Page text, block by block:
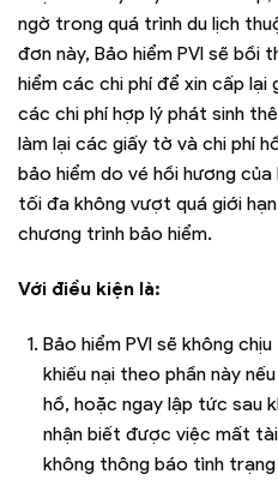
ngờ trong quá trình du lịch
đơn này, Bảo hiểm PVI sẽ bồi
hiểm các chi phí để xin cấp lại
các chi phí hợp lý phát sinh
làm lại các giấy tờ và chi phí
bảo hiểm do vé hồi hương
tối đa không vượt quá giới
chương trình bảo hiểm.
Với điều kiện là:
Bảo hiểm PVI sẽ không
khiếu nại theo phần này
hồ, hoặc ngay lập tức sau
nhận biết được việc mất
không thông báo tình